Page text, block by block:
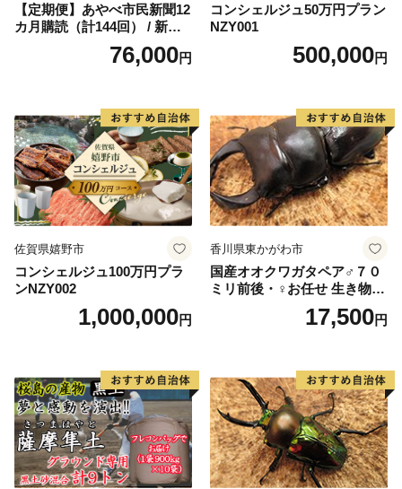
【定期便】あやべ市民新聞12
カ月購読（計144回） / 新聞
情報誌 定期購読 綾部市 / 株
式会社あやべ市民新聞社［B
76,000円
コンシェルジュ50万円プラン
NZY001
500,000円
佐賀県嬉野市
コンシェルジュ100万円プラ
ンNZY002
1,000,000円
香川県東かがわ市
国産オオクワガタペア♂７０
ミリ前後・♀お任せ 生き物生
17,500円